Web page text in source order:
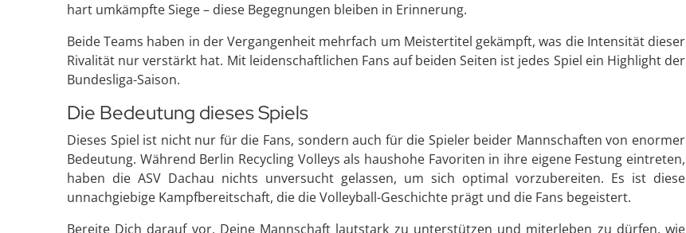
hart umkämpfte Siege – diese Begegnungen bleiben in Erinnerung.
Beide Teams haben in der Vergangenheit mehrfach um Meistertitel gekämpft, was die Intensität dieser
Rivalität nur verstärkt hat. Mit leidenschaftlichen Fans auf beiden Seiten ist jedes Spiel ein Highlight der
Bundesliga-Saison.
Die Bedeutung dieses Spiels
Dieses Spiel ist nicht nur für die Fans, sondern auch für die Spieler beider Mannschaften von enormer
Bedeutung. Während Berlin Recycling Volleys als haushohe Favoriten in ihre eigene Festung eintreten,
haben die ASV Dachau nichts unversucht gelassen, um sich optimal vorzubereiten. Es ist diese
unnachgiebige Kampfbereitschaft, die die Volleyball-Geschichte prägt und die Fans begeistert.
Bereite Dich darauf vor, Deine Mannschaft lautstark zu unterstützen und miterleben zu dürfen, wie